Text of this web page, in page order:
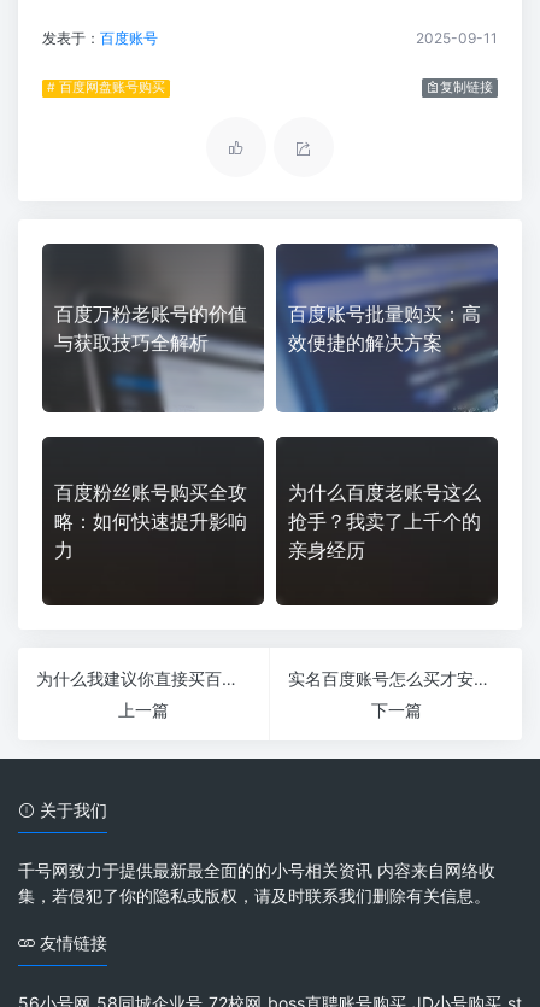
发表于： 百度账号 2025-09-11
# 百度网盘账号购买 复制链接
百度万粉老账号的价值
与获取技巧全解析
百度账号批量购买：高
效便捷的解决方案
百度粉丝账号购买全攻
略：如何快速提升影响
力
为什么百度老账号这么
抢手？我卖了上千个的
亲身经历
为什么我建议你直接买百度账号，而不是自己注册？
上一篇
实名百度账号怎么买才安全？我来分享我的卖家经验
下一篇
关于我们
千号网致力于提供最新最全面的的小号相关资讯 内容来自网络收
集，若侵犯了你的隐私或版权，请及时联系我们删除有关信息。
友情链接